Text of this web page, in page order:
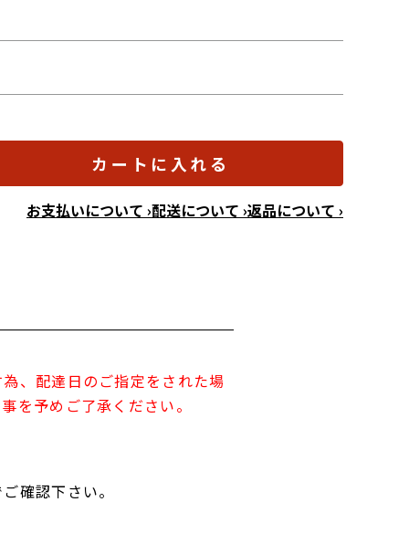
カートに入れる
お支払いについて ›配送について ›返品について ›
、配達日のご指定をされた場
を予めご了承ください。
確認下さい。